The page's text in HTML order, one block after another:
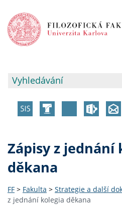
Zápisy z jednání
děkana
FF > Fakulta > Strategie a další
z jednání kolegia děkana